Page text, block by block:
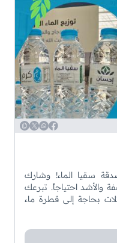
Facebook
WhatsApp
Twitter
Copy
سقيا الماء! وشارك
والأشد احتياجاً. تبرعك
بحاجة إلى قطرة ماء